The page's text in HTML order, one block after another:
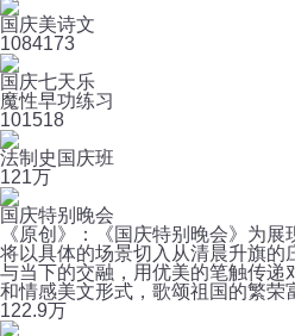
国庆美诗文
1084173
国庆七天乐
魔性早功练习
101518
法制史国庆班
121万
国庆特别晚会
《原创》：《国庆特别晚会》为
将以具体的场景切入从清晨升旗的
与当下的交融，用优美的笔触传递
和情感美文形式，歌颂祖国的繁荣
122.9万